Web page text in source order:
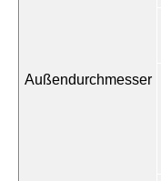
Außendurchmesser